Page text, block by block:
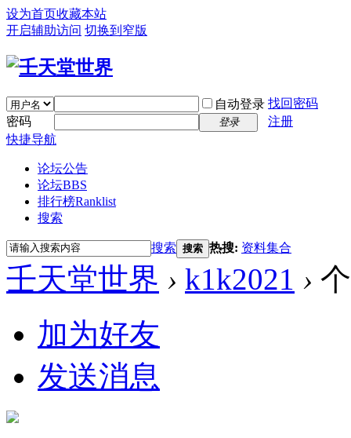
设为首页收藏本站
开启辅助访问 切换到窄版
自动登录 找回密码
密码
登录
注册
快捷导航
论坛公告
论坛BBS
排行榜Ranklist
搜索
搜索 搜索 热搜: 资料集合
壬天堂世界 › k1k2021 ›
加为好友
发送消息